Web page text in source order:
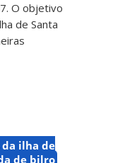
O objetivo
de Santa
ilha de
de bilro